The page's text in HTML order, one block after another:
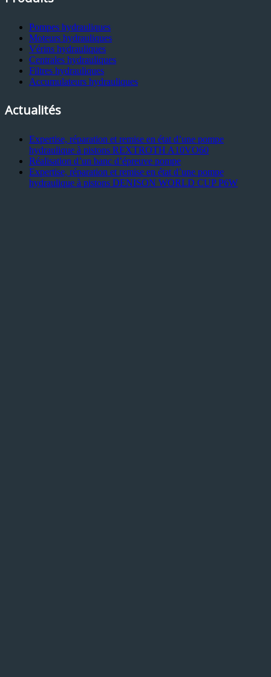
Pompes hydrauliques
Moteurs hydrauliques
Vérins hydrauliques
Centrales hydrauliques
Filtres hydrauliques
Accumulateurs hydrauliques
Actualités
Expertise, réparation et remise en état d’une pompe
hydraulique à pistons REXTROTH A10VO60
Réalisation d’un banc d’épreuve pompe
Expertise, réparation et remise en état d’une pompe
hydraulique à pistons DENISON WORLD CUP P6W